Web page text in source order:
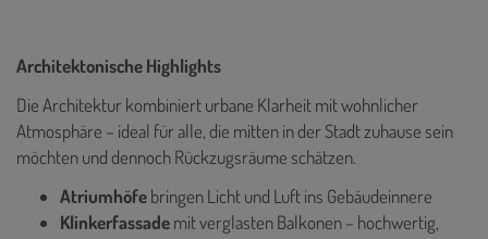
Architektonische Highlights
Die Architektur kombiniert urbane Klarheit mit wohnlicher
Atmosphäre – ideal für alle, die mitten in der Stadt zuhause sein
möchten und dennoch Rückzugsräume schätzen.
Atriumhöfebringen Licht und Luft ins Gebäudeinnere
Klinkerfassademit verglasten Balkonen – hochwertig,